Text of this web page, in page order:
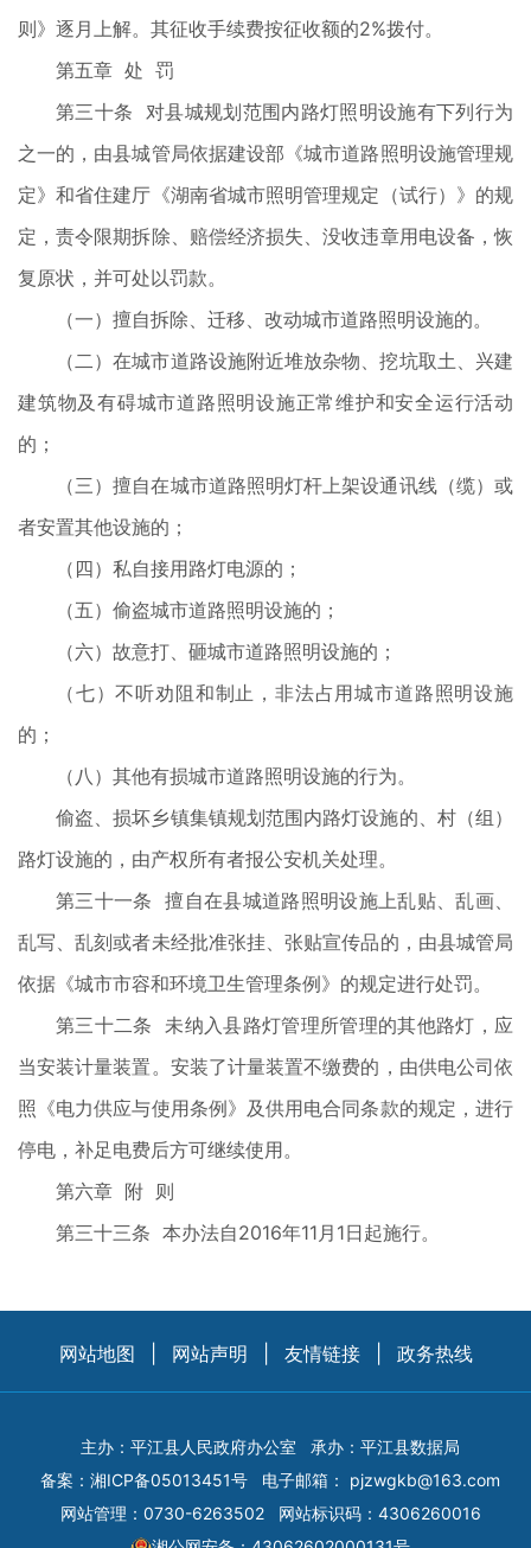
则》逐月上解。其征收手续费按征收额的2%拨付。
第五章 处 罚
第三十条 对县城规划范围内路灯照明设施有下列行为
之一的，由县城管局依据建设部《城市道路照明设施管理规
定》和省住建厅《湖南省城市照明管理规定（试行）》的规
定，责令限期拆除、赔偿经济损失、没收违章用电设备，恢
复原状，并可处以罚款。
（一）擅自拆除、迁移、改动城市道路照明设施的。
（二）在城市道路设施附近堆放杂物、挖坑取土、兴建
建筑物及有碍城市道路照明设施正常维护和安全运行活动
的；
（三）擅自在城市道路照明灯杆上架设通讯线（缆）或
者安置其他设施的；
（四）私自接用路灯电源的；
（五）偷盗城市道路照明设施的；
（六）故意打、砸城市道路照明设施的；
（七）不听劝阻和制止，非法占用城市道路照明设施
的；
（八）其他有损城市道路照明设施的行为。
偷盗、损坏乡镇集镇规划范围内路灯设施的、村（组）
路灯设施的，由产权所有者报公安机关处理。
第三十一条 擅自在县城道路照明设施上乱贴、乱画、
乱写、乱刻或者未经批准张挂、张贴宣传品的，由县城管局
依据《城市市容和环境卫生管理条例》的规定进行处罚。
第三十二条 未纳入县路灯管理所管理的其他路灯，应
当安装计量装置。安装了计量装置不缴费的，由供电公司依
照《电力供应与使用条例》及供用电合同条款的规定，进行
停电，补足电费后方可继续使用。
第六章 附 则
第三十三条 本办法自2016年11月1日起施行。
网站地图 网站声明 友情链接 政务热线
主办：平江县人民政府办公室
承办：平江县数据局
备案： 湘ICP备05013451号 电子邮箱： pjzwgkb@163.com
网站管理：0730-6263502
网站标识码：4306260016